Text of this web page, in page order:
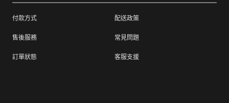
付款方式 配送政策
售後服務 常見問題
訂單狀態 客服支援